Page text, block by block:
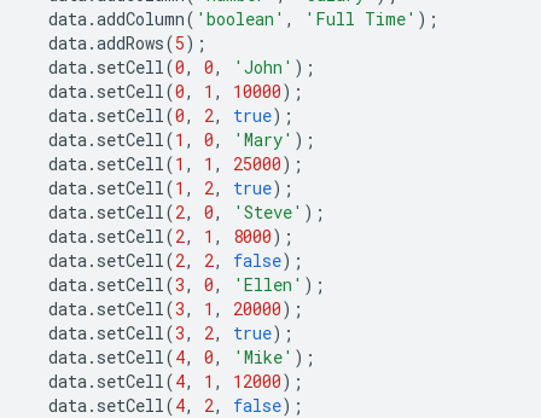
data.addColumn( 'boolean' , 'Full Time' );
data.addRows(5);
data. setCell(0, 0, 'John' );
data. setCell(0, 1 , 10000);
data. setCell(0, 2, true);
data. setCell(1 , 0, 'Mary' );
data. setCell(1 , 1 , 25000);
data. setCell(1 , 2, true);
data. setCell(2, 0, 'Steve' );
data. setCell(2, 1 , 8000);
data. setCell(2, 2, false);
data. setCell(3, 0, 'Ellen' );
data. setCell(3, 1 , 20000);
data. setCell(3, 2, true);
data. setCell(4, 0, 'Mike' );
data. setCell(4, 1 , 12000);
data. setCell(4, 2, false);